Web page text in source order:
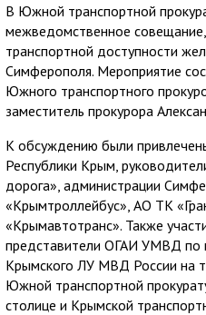
В Южной транспортной
межведомственное
транспортной доступности
Симферополя. Мероприятие
Южного транспортного
заместитель прокурора
К обсуждению были
Республики Крым,
дорога», администрации
«Крымтроллейбус», АО ТК
«Крымавтотранс». Также
представители ОГАИ УМВД по
Крымского ЛУ МВД России на
Южной транспортной
столице и Крымской